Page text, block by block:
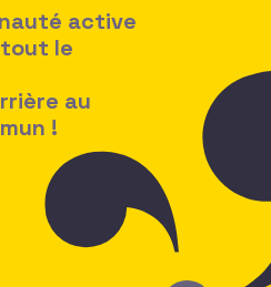
active
le
au
!